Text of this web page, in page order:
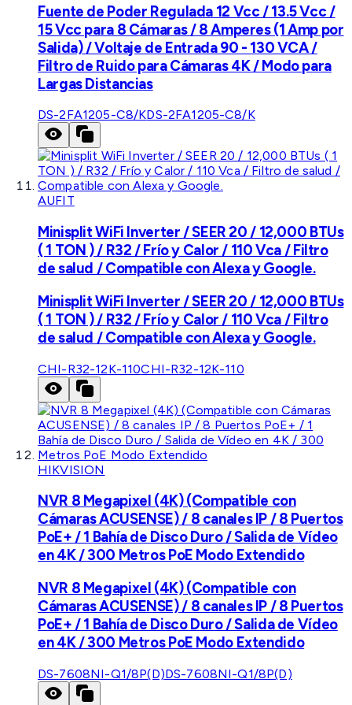
Fuente de Poder Regulada 12 Vcc / 13.5 Vcc /
15 Vcc para 8 Cámaras / 8 Amperes (1 Amp por
Salida) / Voltaje de Entrada 90 - 130 VCA /
Filtro de Ruido para Cámaras 4K / Modo para
Largas Distancias
DS-2FA1205-C8/KDS-2FA1205-C8/K
AUFIT
Minisplit WiFi Inverter / SEER 20 / 12,000 BTUs
( 1 TON ) / R32 / Frío y Calor / 110 Vca / Filtro
de salud / Compatible con Alexa y Google.
Minisplit WiFi Inverter / SEER 20 / 12,000 BTUs
( 1 TON ) / R32 / Frío y Calor / 110 Vca / Filtro
de salud / Compatible con Alexa y Google.
CHI-R32-12K-110CHI-R32-12K-110
HIKVISION
NVR 8 Megapixel (4K) (Compatible con
Cámaras ACUSENSE) / 8 canales IP / 8 Puertos
PoE+ / 1 Bahía de Disco Duro / Salida de Vídeo
en 4K / 300 Metros PoE Modo Extendido
NVR 8 Megapixel (4K) (Compatible con
Cámaras ACUSENSE) / 8 canales IP / 8 Puertos
PoE+ / 1 Bahía de Disco Duro / Salida de Vídeo
en 4K / 300 Metros PoE Modo Extendido
DS-7608NI-Q1/8P(D)DS-7608NI-Q1/8P(D)